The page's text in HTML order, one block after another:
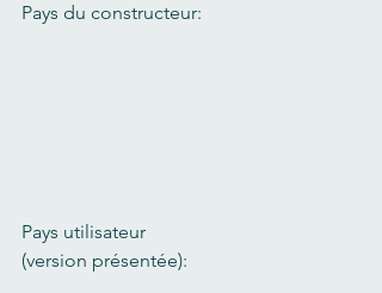
Pays du constructeur:
Pays utilisateur
(version présentée):